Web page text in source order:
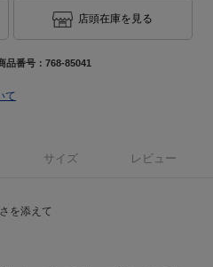
店頭在庫を見る
品番号： 768-85041
て
サイズ レビュー
を添えて